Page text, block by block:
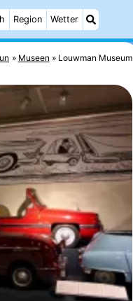
Region Wetter
Museen Louwman Museum